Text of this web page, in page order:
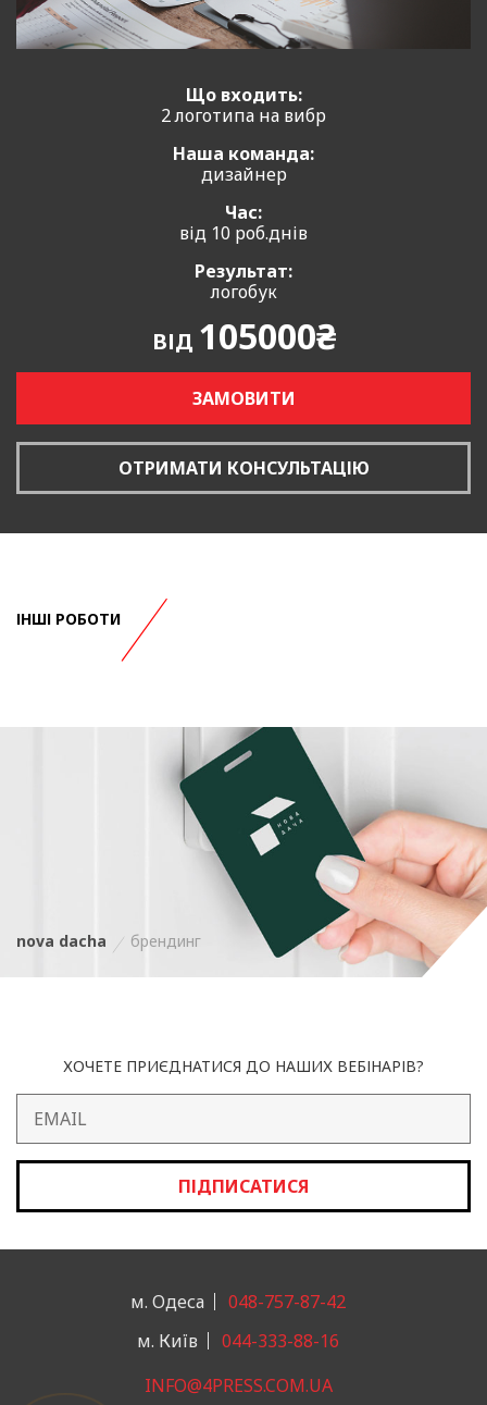
Що входить:
2 логотипа на вибр
Наша команда:
дизайнер
Час:
від 10 роб.днів
Результат:
логобук
ВІД 105000₴
ЗАМОВИТИ
ОТРИМАТИ КОНСУЛЬТАЦІЮ
ІНШІ РОБОТИ
nova dacha брендинг
ХОЧЕТЕ ПРИЄДНАТИСЯ ДО НАШИХ ВЕБІНАРІВ?
ПІДПИСАТИСЯ
м. Одеса
048-757-87-42
м. Київ
044-333-88-16
INFO@4PRESS.COM.UA